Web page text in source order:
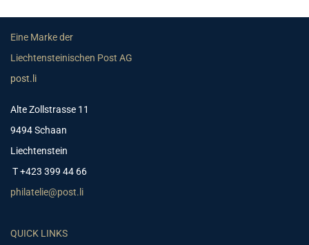
Eine Marke der
Liechtensteinischen Post AG
post.li
Alte Zollstrasse 11
9494 Schaan
Liechtenstein
T +423 399 44 66
philatelie@post.li
QUICK LINKS